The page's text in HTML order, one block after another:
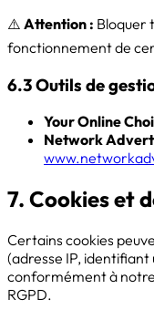
⚠️ Attention : Bloquer
fonctionnement de
6.3 Outils de
Your Online
Network
7. Cookies et
Certains cookies
(adresse IP,
conformément à notre
RGPD.